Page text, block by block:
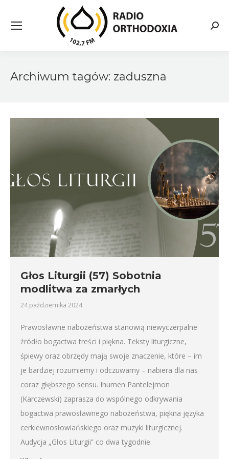
Archiwum tagów: zaduszna
Głos Liturgii (57) Sobotnia
modlitwa za zmarłych
24 października 2024
Prawosławne nabożeństwa stanowią niewyczerpalne
źródło bogactwa treści i piękna. Teksty liturgiczne,
śpiewy oraz obrzędy mają swoje znaczenie, które – im
je bardziej rozumiemy i odczuwamy – nabiera dla nas
coraz głębszego sensu. Ihumen Pantelejmon
(Karczewski) zaprasza do wspólnego odkrywania
bogactwa prawosławnego nabożeństwa, piękna języka
cerkiewnosłowiańskiego oraz muzyki liturgicznej.
Audycja „Głos Liturgii” co dwa tygodnie.